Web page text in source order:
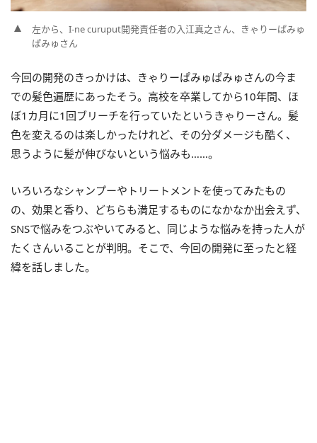
左から、I-ne curuput開発責任者の入江真之さん、きゃりーぱみゅ
ぱみゅさん
今回の開発のきっかけは、きゃりーぱみゅぱみゅさんの今ま
での髪色遍歴にあったそう。高校を卒業してから10年間、ほ
ぼ1カ月に1回ブリーチを行っていたというきゃりーさん。髪
色を変えるのは楽しかったけれど、その分ダメージも酷く、
思うように髪が伸びないという悩みも……。
いろいろなシャンプーやトリートメントを使ってみたもの
の、効果と香り、どちらも満足するものになかなか出会えず、
SNSで悩みをつぶやいてみると、同じような悩みを持った人が
たくさんいることが判明。そこで、今回の開発に至ったと経
緯を話しました。